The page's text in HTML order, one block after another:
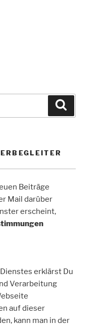
Beiträge
Mail darüber
erscheint,
erklärst Du
Verarbeitung
auf dieser
kann man in der